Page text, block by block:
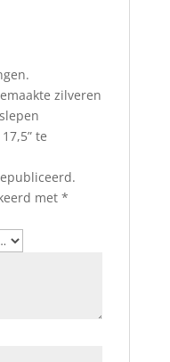
zilveren
te
met *